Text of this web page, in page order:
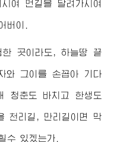
여 먼길을 달려가시여
버이
곳이라도, 하늘땅 끝
와 그이를 손꼽아 기다
청춘도 바치고 한생도
천리길, 만리길이면 막
수 있겠는가.